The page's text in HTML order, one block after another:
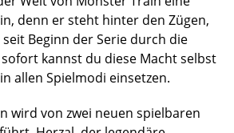
denn er steht hinter den Zügen,
Beginn der Serie durch die
kannst du diese Macht selbst
allen Spielmodi einsetzen.
wird von zwei neuen spielbaren